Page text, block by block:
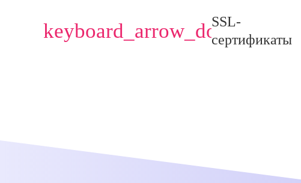
SSL-
сертификаты
keyboard_arrow_down